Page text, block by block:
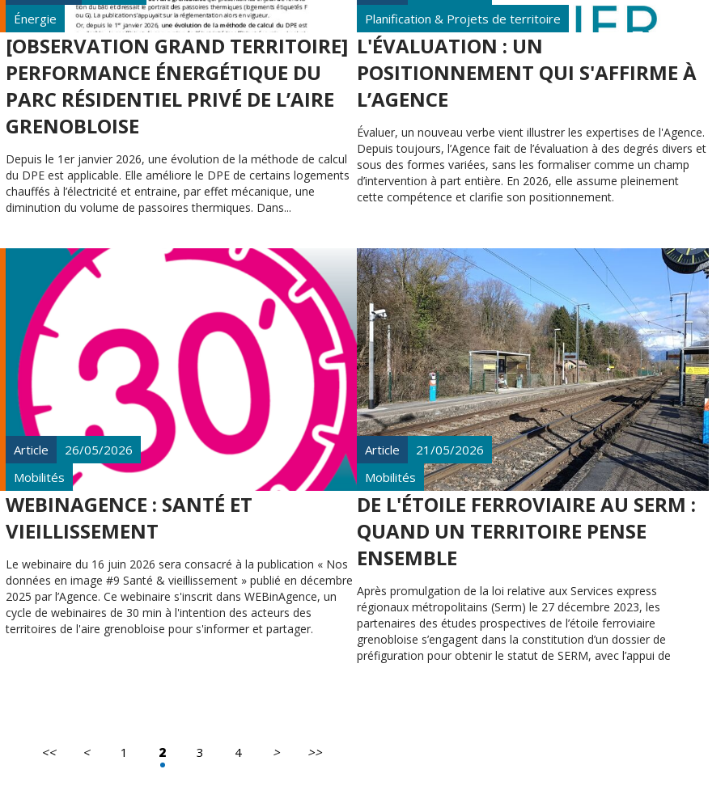
Énergie
[OBSERVATION GRAND TERRITOIRE]
PERFORMANCE ÉNERGÉTIQUE DU
PARC RÉSIDENTIEL PRIVÉ DE L’AIRE
GRENOBLOISE
Depuis le 1er janvier 2026, une évolution de la méthode de calcul
du DPE est applicable. Elle améliore le DPE de certains logements
chauffés à l’électricité et entraine, par effet mécanique, une
diminution du volume de passoires thermiques. Dans...
Planification & Projets de territoire
L'ÉVALUATION : UN
POSITIONNEMENT QUI S'AFFIRME À
L’AGENCE
Évaluer, un nouveau verbe vient illustrer les expertises de l'Agence.
Depuis toujours, l’Agence fait de l’évaluation à des degrés divers et
sous des formes variées, sans les formaliser comme un champ
d’intervention à part entière. En 2026, elle assume pleinement
cette compétence et clarifie son positionnement.
Article
26/05/2026
Mobilités
WEBINAGENCE : SANTÉ ET
VIEILLISSEMENT
Le webinaire du 16 juin 2026 sera consacré à la publication « Nos
données en image #9 Santé & vieillissement » publié en décembre
2025 par l’Agence. Ce webinaire s'inscrit dans WEBinAgence, un
cycle de webinaires de 30 min à l'intention des acteurs des
territoires de l'aire grenobloise pour s'informer et partager.
Article
21/05/2026
Mobilités
DE L'ÉTOILE FERROVIAIRE AU SERM :
QUAND UN TERRITOIRE PENSE
ENSEMBLE
Après promulgation de la loi relative aux Services express
régionaux métropolitains (Serm) le 27 décembre 2023, les
partenaires des études prospectives de l’étoile ferroviaire
grenobloise s’engagent dans la constitution d’un dossier de
préfiguration pour obtenir le statut de SERM, avec l’appui de
<<
Première
<
Page
1 2 3 4 >
Page
>>
Dernière